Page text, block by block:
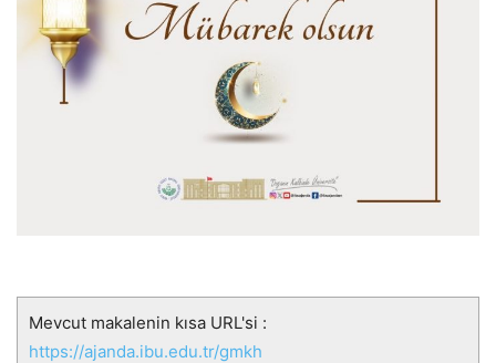
Mevcut makalenin kısa URL'si :
https://ajanda.ibu.edu.tr/gmkh